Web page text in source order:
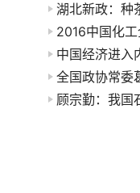
湖北新政：种
2016中国化
中国经济进入
全国政协常委
顾宗勤：我国